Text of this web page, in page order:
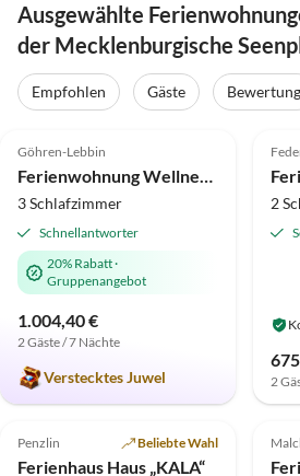
Ausgewählte
der Mecklenburgische
Empfohlen Gäste Bewertung
Auszeichnung 2025
Top-Inserat
Göhren-Lebbin
Ferienwohnung Wellnessoase Domizil Eden
3 Schlafzimmer
Schnellantworter
20% Rabatt·
Gruppenangebot
1.004,40 €
2 Gäste / 7 Nächte
Verstecktes Juwel
2
2
Top-Inserat
4.7 (10)
Penzlin Beliebte Wahl
Ferienhaus Haus „KALA“